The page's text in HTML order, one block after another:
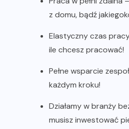
z domu, bądź
Elastyczny czas
ile chcesz pracować!
Pełne wsparcie
każdym kroku!
Działamy w branży
musisz inwestować